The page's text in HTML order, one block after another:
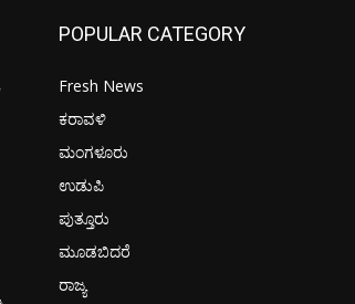
POPULAR CATEGORY
Fresh News
ಕರಾವಳಿ
ಮಂಗಳೂರು
ಉಡುಪಿ
ಪುತ್ತೂರು
ಮೂಡಬಿದರೆ
ರಾಜ್ಯ